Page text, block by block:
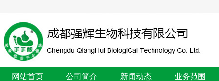
网站首页 公司简介 新闻动态 业务范围